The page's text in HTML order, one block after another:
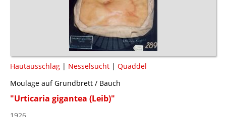
Hautausschlag | Nesselsucht | Quaddel
Moulage auf Grundbrett / Bauch
"Urticaria gigantea (Leib)"